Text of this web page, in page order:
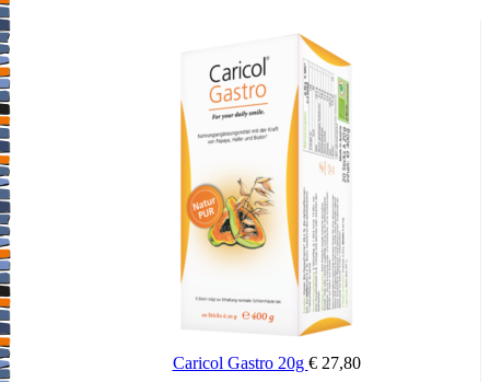
Dies bewirkt eine gesteigerte Weiterleitung des erweichten Stuhls
und eine erleichterte Stuhlentleerung. Die Salze in Molaxole helfen
die Salz- und Wasserbalance des Körpers zu erhalten. Wenn Sie sich
nach 2 Wochen nicht besser oder gar schlechter fühlen, wenden Sie
sich an Ihren Arzt.
Wenn Sie wegen sehr hartnäckiger Verstopfung (Koprostase
genannt) behandelt werden, befolgen Sie die Anweisungen Ihres
Arztes.
Wie ist Molaxole einzunehmen?
Nehmen Sie Molaxole immer genau wie in der Packungsbeilage
beschrieben bzw. genau nach der mit Ihrem Arzt oder Apotheker
getroffenen Absprache ein. Fragen Sie bei Ihrem Arzt oder
Apotheker nach, wenn Sie sich nicht sicher sind.
Die empfohlene Dosis bei Verstopfung ist:
Caricol Gastro 20g €27,80